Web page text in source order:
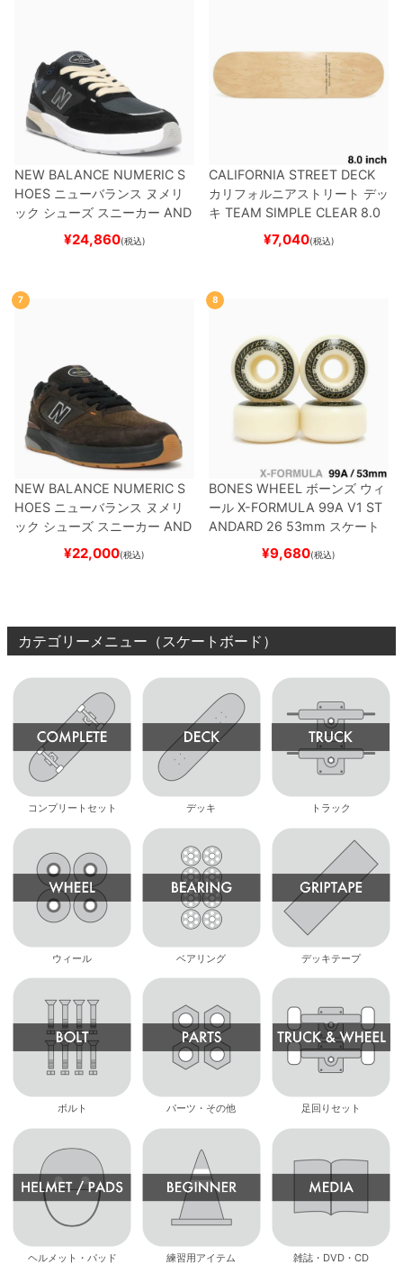
NEW BALANCE NUMERIC S
HOES ニューバランス ヌメリ
ック シューズ スニーカー AND
REW REYNOLDS 933
BLACK/NAVYスケートボ
¥24,860(税込)
CALIFORNIA STREET DECK
カリフォルニアストリート デッ
キ TEAM SIMPLE CLEAR 8.0
ブランク（DSM）
ード スケボー
¥7,040(税込)
7
NEW BALANCE NUMERIC S
HOES ニューバランス ヌメリ
ック シューズ スニーカー AND
REW REYNOLDS 933
BROWN/BLACKスケート
¥22,000(税込)
8
BONES WHEEL ボーンズ ウィ
ール X-FORMULA 99A V1 ST
ANDARD 26 53mm スケート
ボード スケボー
¥9,680(税込)
カテゴリーメニュー（スケートボード）
コンプリートセット デッキ トラック
ウィール ベアリング デッキテープ
ボルト パーツ・その他 足回りセット
ヘルメット・パッド 練習用アイテム 雑誌・DVD・CD